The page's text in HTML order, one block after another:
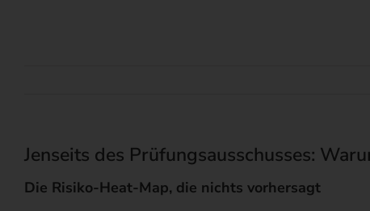
Jenseits des Prüfungsausschusses:
Die Risiko-Heat-Map, die nichts vorhersagt